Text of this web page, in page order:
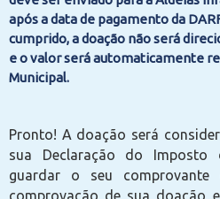
após a data de pagamento da
cumprido, a doação não será
e o valor será automaticamente
Municipal.
​Pronto! A doação será
sua Declaração do Imposto
guardar o seu
comprovação de sua doação